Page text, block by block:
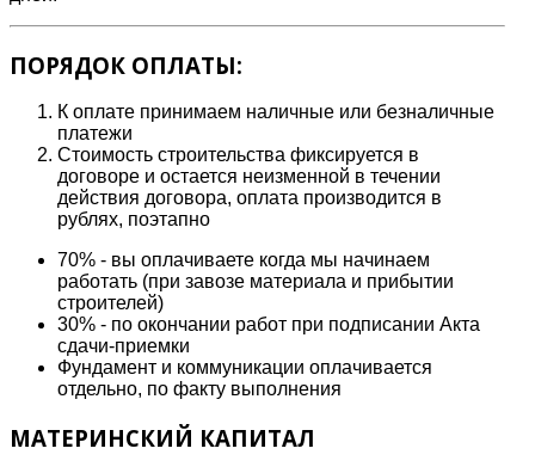
ПОРЯДОК ОПЛАТЫ:
К оплате принимаем наличные или безналичные
платежи
Стоимость строительства фиксируется в
договоре и остается неизменной в течении
действия договора, оплата производится в
рублях, поэтапно
70% - вы оплачиваете когда мы начинаем
работать (при завозе материала и прибытии
строителей)
30% - по окончании работ при подписании Акта
сдачи-приемки
Фундамент и коммуникации оплачивается
отдельно, по факту выполнения
МАТЕРИНСКИЙ КАПИТАЛ